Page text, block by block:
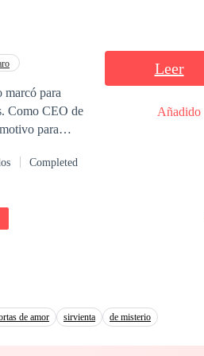
marcó para
Como CEO de
para
Humillada y
siempre?
Completed
Leer
Añadido
de amor sirvienta de misterio